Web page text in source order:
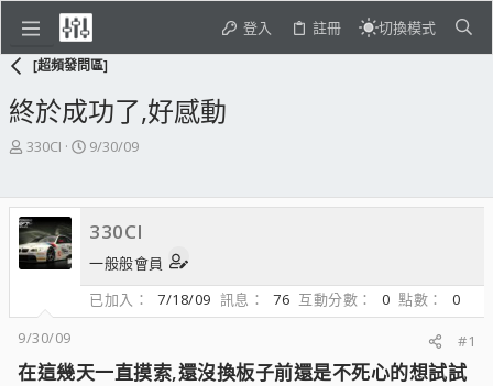
登入 註冊 切換模式
[超頻發問區]
終於成功了,好感動
主
起
人
330CI
開
期
9/30/09
330CI
一般般會員
已加入
7/18/09 訊息 76 互動分數 0 點數
0
9/30/09
#1
在這幾天一直摸索,還沒換板子前還是不死心的想試試